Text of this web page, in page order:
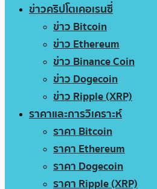
ข่าวคริปโตเคอเรนซี่
ข่าว Bitcoin
ข่าว Ethereum
ข่าว Binance Coin
ข่าว Dogecoin
ข่าว Ripple (XRP)
ราคาและการวิเคราะห์
ราคา Bitcoin
ราคา Ethereum
ราคา Dogecoin
ราคา Ripple (XRP)